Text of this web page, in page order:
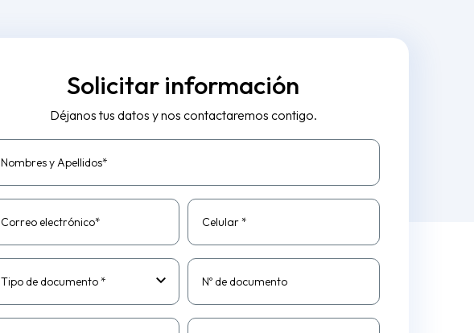
Solicitar información
Déjanos tus datos y nos contactaremos contigo.
Nombres y Apellidos*
Correo electrónico* Celular *
Tipo de documento * Nº de documento